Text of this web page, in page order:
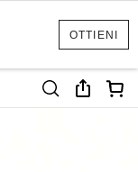
OTTIENI